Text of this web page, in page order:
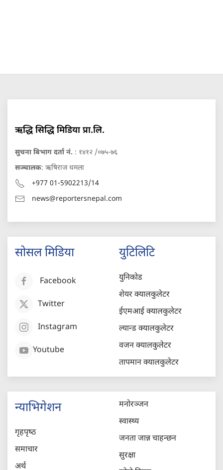
ऋद्धि सिद्धि मिडिया प्रा.लि.
सुचना बिभाग दर्ता नं. : १४१२ /०७५-७६
सञ्चालक: ऋषिराज धमला
+977 01-5902213/14
news@reportersnepal.com
सोसल मिडिया
Facebook
Twitter
Instagram
Youtube
युटिलिटि
युनिकोड
शेयर क्यालकुलेटर
ईएमआई क्यालकुलेटर
ल्यान्ड क्यालकुलेटर
वजन क्यालकुलेटर
तापमान क्यालकुलेटर
न्याभिगेशन
गृहपृष्‍ठ
समाचार
अर्थ
मनोरञ्जन
स्वास्थ्य
जनता जान्न चाहन्छन
सुरक्षा